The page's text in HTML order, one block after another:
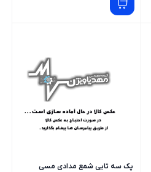
پک سه تایی شمع مدادی مسی